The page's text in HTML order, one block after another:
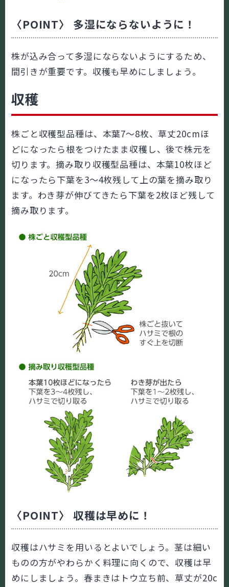
〈POINT〉 多湿にならないように！
株が込み合って多湿にならないようにするため、
間引きが重要です。収穫も早めにしましょう。
収穫
株ごと収穫型品種は、本葉7～8枚、草丈20cmほ
どになったら根をつけたまま収穫し、後で株元を
切ります。摘み取り収穫型品種は、本葉10枚ほど
になったら下葉を3～4枚残して上の葉を摘み取り
ます。わき芽が伸びてきたら下葉を2枚ほど残して
摘み取ります。
〈POINT〉 収穫は早めに！
収穫はハサミを用いるとよいでしょう。茎は細い
ものの方がやわらかく料理に向くので、収穫は早
めにしましょう。春まきはトウ立ち前、草丈が20c